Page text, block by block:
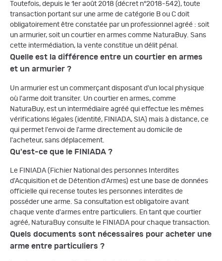
Toutefois, depuis le 1er août 2018 (décret n°2018-542), toute
transaction portant sur une arme de catégorie B ou C doit
obligatoirement être constatée par un professionnel agréé : soit
un armurier, soit un courtier en armes comme NaturaBuy. Sans
cette intermédiation, la vente constitue un délit pénal.
Quelle est la différence entre un courtier en armes
et un armurier ?
Un armurier est un commerçant disposant d'un local physique
où l'arme doit transiter. Un courtier en armes, comme
NaturaBuy, est un intermédiaire agréé qui effectue les mêmes
vérifications légales (identité, FINIADA, SIA) mais à distance, ce
qui permet l'envoi de l'arme directement au domicile de
l'acheteur, sans déplacement.
Qu'est-ce que le FINIADA ?
Le FINIADA (Fichier National des personnes Interdites
d'Acquisition et de Détention d'Armes) est une base de données
officielle qui recense toutes les personnes interdites de
posséder une arme. Sa consultation est obligatoire avant
chaque vente d'armes entre particuliers. En tant que courtier
agréé, NaturaBuy consulte le FINIADA pour chaque transaction.
Quels documents sont nécessaires pour acheter une
arme entre particuliers ?